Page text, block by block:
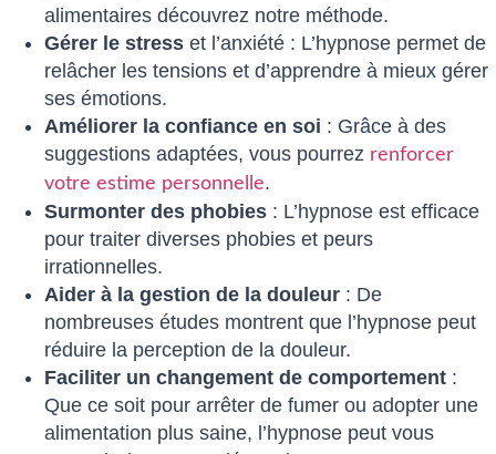
alimentaires découvrez notre méthode.
Gérer le stress et l’anxiété : L’hypnose permet de
relâcher les tensions et d’apprendre à mieux gérer
ses émotions.
Améliorer la confiance en soi : Grâce à des
suggestions adaptées, vous pourrez renforcer
votre estime personnelle.
Surmonter des phobies : L’hypnose est efficace
pour traiter diverses phobies et peurs
irrationnelles.
Aider à la gestion de la douleur : De
nombreuses études montrent que l’hypnose peut
réduire la perception de la douleur.
Faciliter un changement de comportement :
Que ce soit pour arrêter de fumer ou adopter une
alimentation plus saine, l’hypnose peut vous